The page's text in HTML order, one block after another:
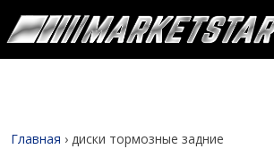
Главная › диски тормозные задние